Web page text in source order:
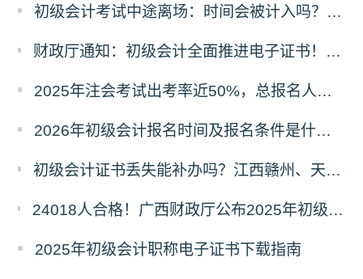
初级会计考试中途离场：时间会被计入吗？规则与原因详解
财政厅通知：初级会计全面推进电子证书！纸质证书还发吗？2025年领证时间看这里
2025年注会考试出考率近50%，总报名人数80.44万！
2026年初级会计报名时间及报名条件是什么？在哪里报名？
初级会计证书丢失能补办吗？江西赣州、天津等多地补办流程+材料清单
24018人合格！广西财政厅公布2025年初级会计考试合格人数，成绩查询及后续事项看这里
2025年初级会计职称电子证书下载指南